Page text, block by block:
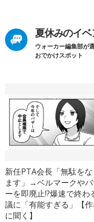
夏休みのイ
ウォーカー編集部が
おでかけスポット
新任PTA会長「無駄をな
ます」→ベルマークや
ーを即廃止!?爆速で終わ
議に「有能すぎる」【
に聞く】